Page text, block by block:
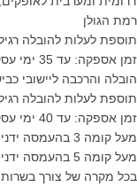
רמת הגולן
תוספת לעלות להובלה רגילה: 199 ₪ לתשלום מול
זמן אספקה: עד 35 ימי עסקים ממועד הרכישה
הובלה והרכבה ליישובי
תוספת לעלות להובלה רגילה: 389 ₪ לתשלום מול
זמן אספקה: עד 40 ימי עסקים ממועד הרכישה
מעל קומה 3 בהעמסה ידנית בתוספת 50 ₪ לקומה לתשלום מול המוביל
מעל קומה 5 בהעמסה ידנית בתוספת 75 ₪ לקומה לתשלום מול המוביל
בכל מקרה של צורך בשרותי